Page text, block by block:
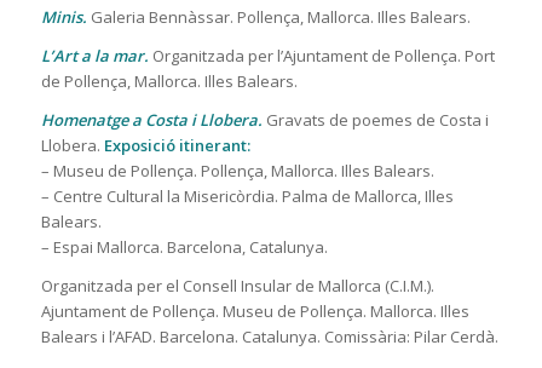
Minis. Galeria Bennàssar. Pollença, Mallorca. Illes Balears.
L’Art a la mar. Organitzada per l’Ajuntament de Pollença. Port
de Pollença, Mallorca. Illes Balears.
Homenatge a Costa i Llobera. Gravats de poemes de Costa i
Llobera. Exposició itinerant:
– Museu de Pollença. Pollença, Mallorca. Illes Balears.
– Centre Cultural la Misericòrdia. Palma de Mallorca, Illes
Balears.
– Espai Mallorca. Barcelona, Catalunya.
Organitzada per el Consell Insular de Mallorca (C.I.M.).
Ajuntament de Pollença. Museu de Pollença. Mallorca. Illes
Balears i l’AFAD. Barcelona. Catalunya. Comissària: Pilar Cerdà.